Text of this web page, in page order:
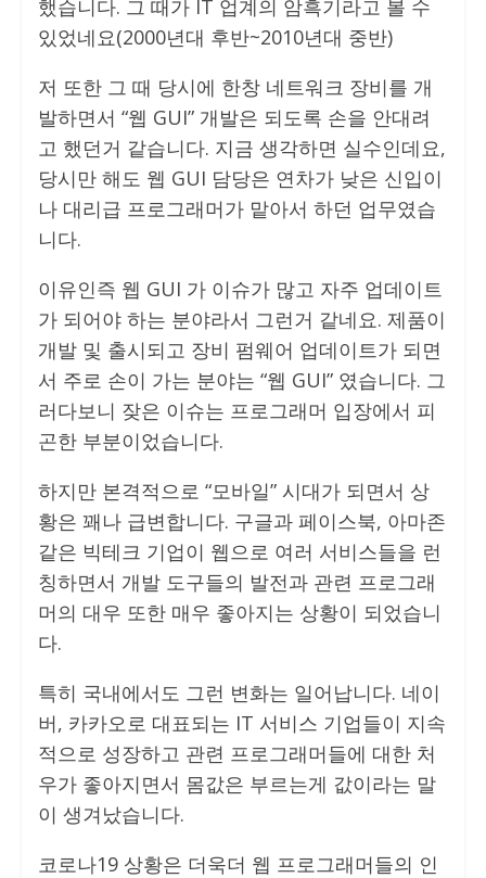
했습니다. 그 때가 IT 업계의 암흑기라고 볼 수
있었네요(2000년대 후반~2010년대 중반)
저 또한 그 때 당시에 한창 네트워크 장비를 개
발하면서 “웹 GUI” 개발은 되도록 손을 안대려
고 했던거 같습니다. 지금 생각하면 실수인데요,
당시만 해도 웹 GUI 담당은 연차가 낮은 신입이
나 대리급 프로그래머가 맡아서 하던 업무였습
니다.
이유인즉 웹 GUI 가 이슈가 많고 자주 업데이트
가 되어야 하는 분야라서 그런거 같네요. 제품이
개발 및 출시되고 장비 펌웨어 업데이트가 되면
서 주로 손이 가는 분야는 “웹 GUI” 였습니다. 그
러다보니 잦은 이슈는 프로그래머 입장에서 피
곤한 부분이었습니다.
하지만 본격적으로 “모바일” 시대가 되면서 상
황은 꽤나 급변합니다. 구글과 페이스북, 아마존
같은 빅테크 기업이 웹으로 여러 서비스들을 런
칭하면서 개발 도구들의 발전과 관련 프로그래
머의 대우 또한 매우 좋아지는 상황이 되었습니
다.
특히 국내에서도 그런 변화는 일어납니다. 네이
버, 카카오로 대표되는 IT 서비스 기업들이 지속
적으로 성장하고 관련 프로그래머들에 대한 처
우가 좋아지면서 몸값은 부르는게 값이라는 말
이 생겨났습니다.
코로나19 상황은 더욱더 웹 프로그래머들의 인